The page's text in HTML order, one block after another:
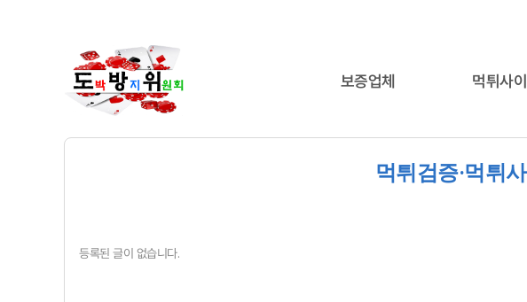
보증업체 먹튀사
먹튀검증·먹튀
등록된 글이 없습니다.